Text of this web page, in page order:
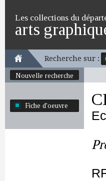
Les collections du
arts
Recherche sur :
Nouvelle recherche
Fiche d'oeuvre